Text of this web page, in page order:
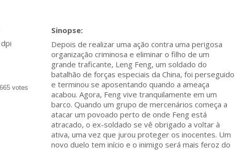
votes
Depois de realizar uma ação contra uma perigosa
organização criminosa e eliminar o filho de um
grande traficante, Leng Feng, um soldado do
batalhão de forças especiais da China, foi perseguido
e terminou se aposentando quando a ameaça
acabou. Agora, Feng vive tranquilamente em um
barco. Quando um grupo de mercenários começa a
atacar um povoado perto de onde Feng está
atracado, o ex-soldado se vê obrigado a voltar à
ativa, uma vez que jurou proteger os inocentes. Um
novo duelo tem início e o inimigo será mais feroz do